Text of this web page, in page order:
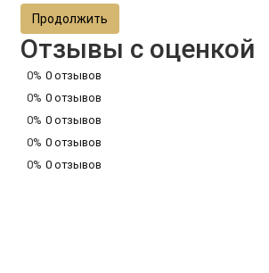
Продолжить
Отзывы с оценкой
0% 0 отзывов
0% 0 отзывов
0% 0 отзывов
0% 0 отзывов
0% 0 отзывов